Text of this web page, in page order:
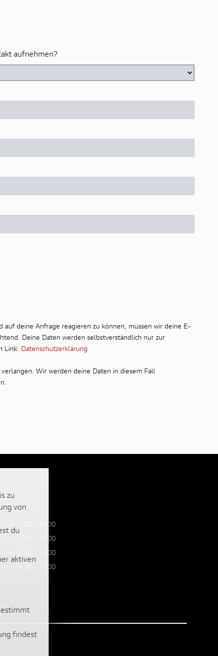
aufnehmen?
deine Anfrage reagieren zu können, müssen wir deine E-
Deine Daten werden selbstverständlich nur zur
Link: Datenschutzerklärung
Wir werden deine Daten in diesem Fall
14:00 - 18:00
14:00 - 18:00
14:00 - 18:00
14:00 - 18:00
zu
von
du
aktiven
findest